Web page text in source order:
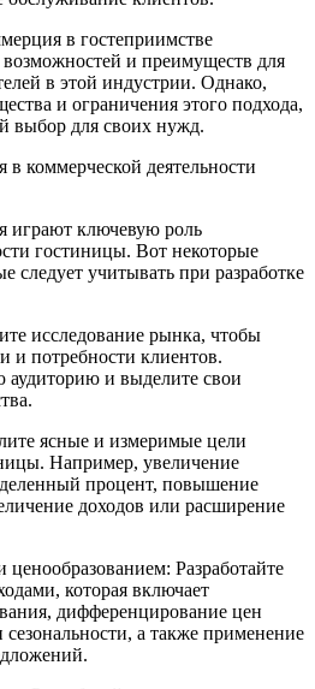
в гостеприимстве
возможностей и преимуществ для
в этой индустрии. Однако,
и ограничения этого подхода,
выбор для своих нужд.
в коммерческой деятельности
играют ключевую роль
гостиницы. Вот некоторые
следует учитывать при разработке
исследование рынка, чтобы
и потребности клиентов.
и выделите свои
ясные и измеримые цели
Например, увеличение
процент, повышение
доходов или расширение
Разработайте
которая включает
дифференцирование цен
сезональности, а также применение